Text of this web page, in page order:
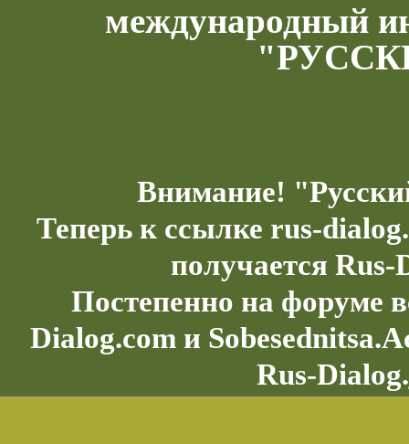
международный
Внимание!
Теперь к ссылке rus-
получается Rus-
Постепенно на форуме
Dialog.com и
Rus-Dialog.